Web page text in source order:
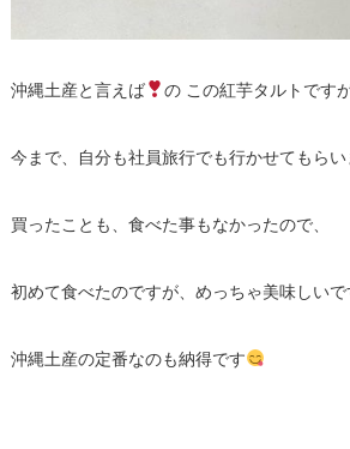
沖縄土産と言えば の この紅芋タルトですが
今まで、自分も社員旅行でも行かせてもらい
買ったことも、食べた事もなかったので、
初めて食べたのですが、めっちゃ美味しいで
沖縄土産の定番なのも納得です